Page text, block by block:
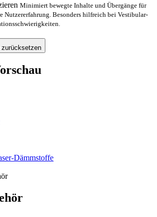
Minimiert bewegte Inhalte und Übergänge für
Nutzererfahrung. Besonders hilfreich bei Vestibular-
zurücksetzen
Dämmstoffe